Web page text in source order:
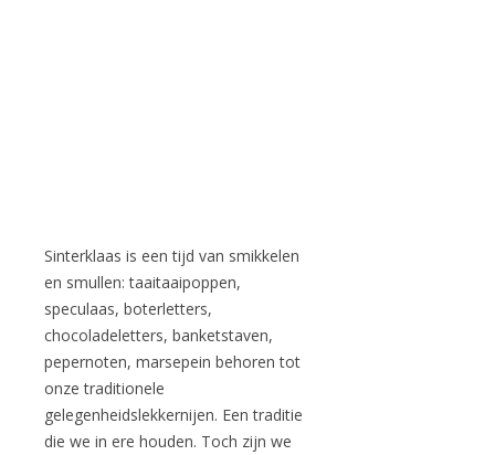
Sinterklaas is een tijd van smikkelen
en smullen: taaitaaipoppen,
speculaas, boterletters,
chocoladeletters, banketstaven,
pepernoten, marsepein behoren tot
onze traditionele
gelegenheidslekkernijen. Een traditie
die we in ere houden. Toch zijn we